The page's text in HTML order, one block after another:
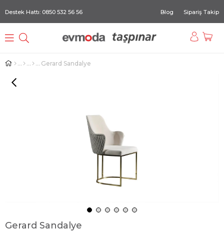
Destek Hattı: 0850 532 56 56 Blog Sipariş Takip
Gerard Sandalye
Gerard Sandalye